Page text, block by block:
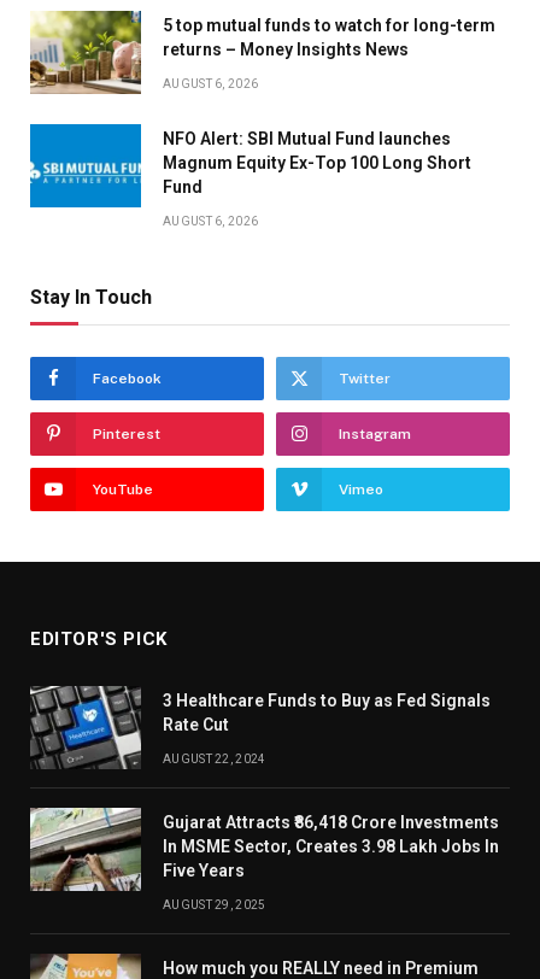
5 top mutual funds to watch for long-term
returns – Money Insights News
AUGUST 6, 2026
NFO Alert: SBI Mutual Fund launches
Magnum Equity Ex-Top 100 Long Short
Fund
AUGUST 6, 2026
Stay In Touch
Facebook Twitter
Pinterest Instagram
YouTube Vimeo
EDITOR'S PICK
3 Healthcare Funds to Buy as Fed Signals
Rate Cut
AUGUST 22, 2024
Gujarat Attracts ₹86,418 Crore Investments
In MSME Sector, Creates 3.98 Lakh Jobs In
Five Years
AUGUST 29, 2025
How much you REALLY need in Premium